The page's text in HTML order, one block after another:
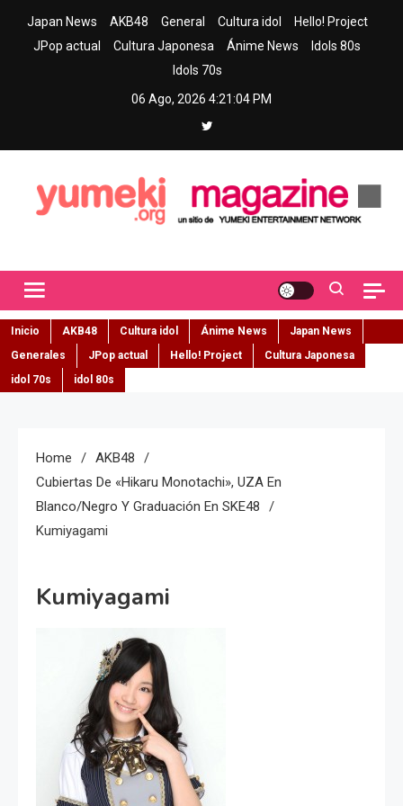
Japan News AKB48 General Cultura idol
Hello! Project
JPop actual
Cultura Japonesa Ánime News
Idols 80s
Idols 70s
06 Ago, 2026 4:21:05 PM
Inicio AKB48 Cultura idol Ánime News
Japan News
Generales
JPop actual Hello! Project
Cultura Japonesa
idol 70s
idol 80s
Home
AKB48
Cubiertas De «Hikaru Monotachi», UZA En
Blanco/negro Y Graduación En SKE48
Kumiyagami
Kumiyagami